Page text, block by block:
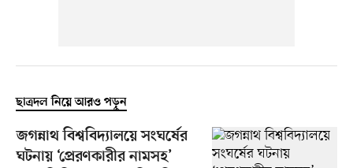
ছাত্রদল নিয়ে আরও পড়ুন
জগন্নাথ বিশ্ববিদ্যালয়ে সংঘর্ষের
ঘটনায় ‘প্রেরণকারীর নামসহ’